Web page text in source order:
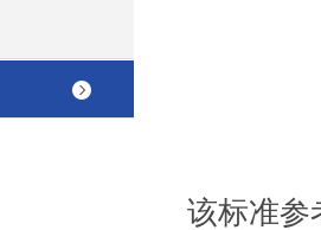
该标准参